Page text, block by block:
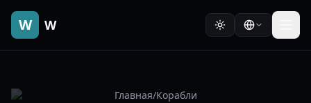
W W
Главная/Корабли